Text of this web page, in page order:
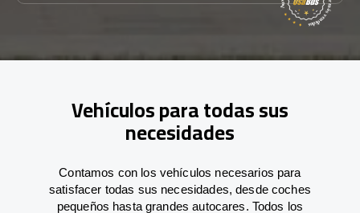
Vehículos para todas sus
necesidades
Contamos con los vehículos necesarios para
satisfacer todas sus necesidades, desde coches
pequeños hasta grandes autocares. Todos los